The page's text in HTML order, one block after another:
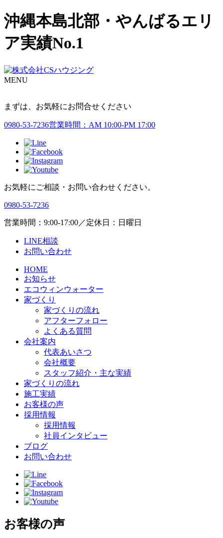
沖縄本島北部・やんばるエリ
ア実績No.1
MENU
まずは、お気軽にお問合せください
0980-53-7236営業時間：AM 10:00-PM 17:00
お気軽にご相談・お問い合わせください。
0980-53-7236
営業時間：9:00-17:00／定休日：日曜日
LINE相談
お問い合わせ
HOME
お知らせ
エコウィンウォーター
家づくり
家づくりの流れ
アフターフォロー
よくある質問
会社案内
代表あいさつ
会社概要
スタッフ紹介・主な実績
家づくりの流れ
施工実績
お客様の声
採用情報
採用情報
社員インタビュー
ブログ
お問い合わせ
お客様の声